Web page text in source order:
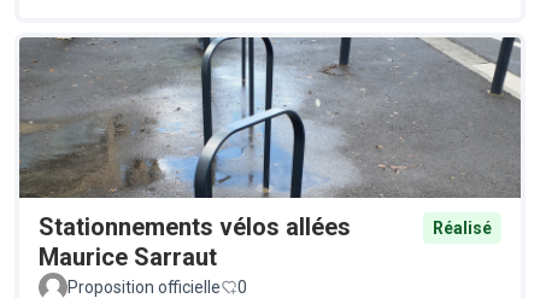
Stationnements vélos allées
Maurice Sarraut
Réalisé
Proposition officielle 0